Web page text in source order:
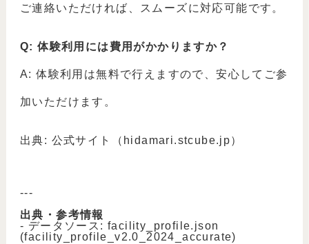
ご連絡いただければ、スムーズに対応可能です。
Q: 体験利用には費用がかかりますか？
A: 体験利用は無料で行えますので、安心してご参
加いただけます。
出典: 公式サイト（hidamari.stcube.jp）
---
出典・参考情報
- データソース: facility_profile.json
(facility_profile_v2.0_2024_accurate)